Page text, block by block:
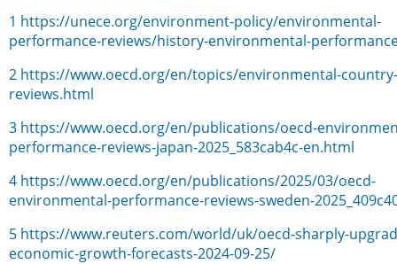
1 https://unece.org/environment-policy/environmental-
performance-reviews/history-environmental-
2 https://www.oecd.org/en/topics/environmental-country-
reviews.html
3 https://www.oecd.org/en/publications/oecd-
performance-reviews-japan-2025_583cab4c-en.html
4 https://www.oecd.org/en/publications/2025/03/oecd-
environmental-performance-reviews-sweden-
5 https://www.reuters.com/world/uk/oecd-sharply-
economic-growth-forecasts-2024-09-25/